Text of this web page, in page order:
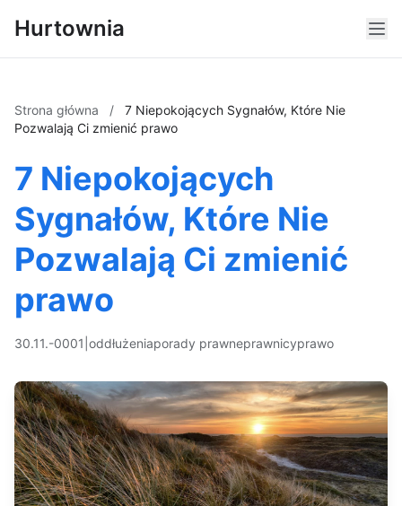
Hurtownia
Strona główna /
7 Niepokojących Sygnałów, Które Nie
Pozwalają Ci zmienić prawo
7 Niepokojących
Sygnałów, Które Nie
Pozwalają Ci zmienić
prawo
30.11.-0001 oddłużeniaporady prawneprawnicyprawo